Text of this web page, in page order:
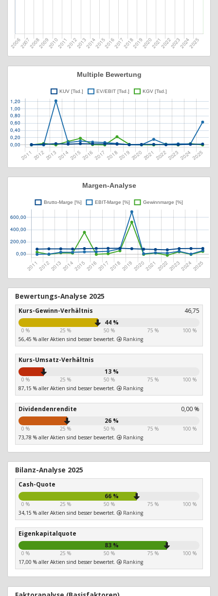
Bewertungs-Analyse 2025
Kurs-Gewinn-Verhältnis
46,75
44 %
0 % 25 % 50 % 75 %
100 %
56,45 % aller Aktien sind besser bewertet.
Ranking
Kurs-Umsatz-Verhältnis
13 %
0 % 25 % 50 % 75 %
100 %
87,15 % aller Aktien sind besser bewertet.
Ranking
Dividendenrendite
0,00 %
26 %
0 % 25 % 50 % 75 %
100 %
73,78 % aller Aktien sind besser bewertet.
Ranking
Bilanz-Analyse 2025
Cash-Quote
66 %
0 % 25 % 50 % 75 %
100 %
34,15 % aller Aktien sind besser bewertet.
Ranking
Eigenkapitalquote
83 %
0 % 25 % 50 % 75 %
100 %
17,00 % aller Aktien sind besser bewertet.
Ranking